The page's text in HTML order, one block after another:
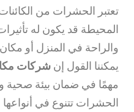
تعتبر الحشرات من الكائنات
المحيطة قد يكون له
والراحة في المنزل أو
يمكننا القول إن شركات
مهمًا في ضمان بيئة صحية
الحشرات تتنوع في